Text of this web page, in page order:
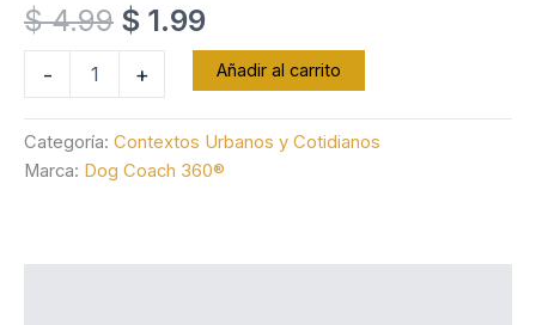
$4.99 El
precio
original
era:
$ 1.99El
precio
actual
es:
-
con
Presentaciones
Correctas
y
+ Añadir al carrito
Categoría: Contextos Urbanos y Cotidianos
Marca: Dog Coach 360®